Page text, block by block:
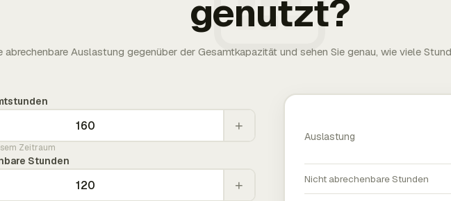
genutzt?
abrechenbare Auslastung gegenüber der Gesamtkapazität und sehen Sie genau, wie viele
+
Zeitraum
Stunden
+
Auslastung
Nicht abrechenbare Stunden